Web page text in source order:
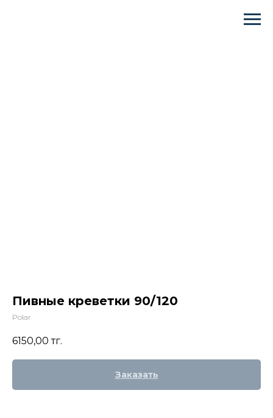
Пивные креветки 90/120
Polar
6150,00 тг.
Заказать